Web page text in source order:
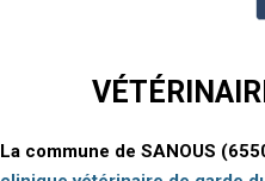
La commune de SANOUS